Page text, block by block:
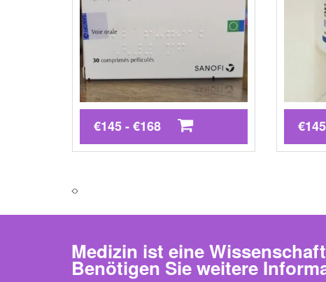
€145 - €168
Medizin ist eine
Benötigen Sie weitere